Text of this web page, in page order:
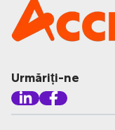
Urmăriți-ne